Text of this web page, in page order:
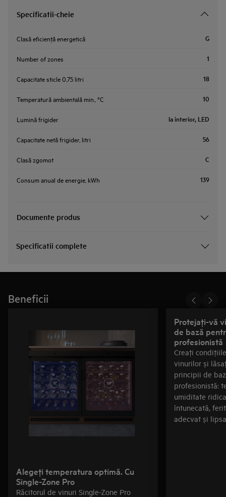
Specificatii-cheie
Clasă eficienţă energetică G
Number of zones 1
Capacitate sticle 0,75 litri 18
Temperatură ambientală min., °C 10
Lumină frigider la interior, LED
Capacitate netă frigider, litri 56
Clasă zgomot C
Consum anual de energie, kWh 139
Documente produs
Specificatii complete
Beneficii
Alegeţi temperatura optimă. Cu
Single-Zone Pro
Răcitorul de vinuri Single-Zone Pro
Protejaţi-vă
de bază
profesionistă
Creaţi
vinurilor și
principii de
profesionistă:
umiditate
întunecată,
adecvat și